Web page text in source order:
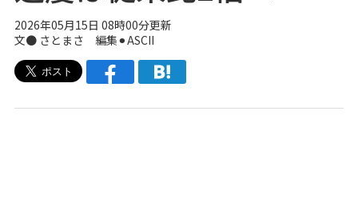
2026年05月15日 08時00分更新
文● さとまさ 編集⚫︎ASCII